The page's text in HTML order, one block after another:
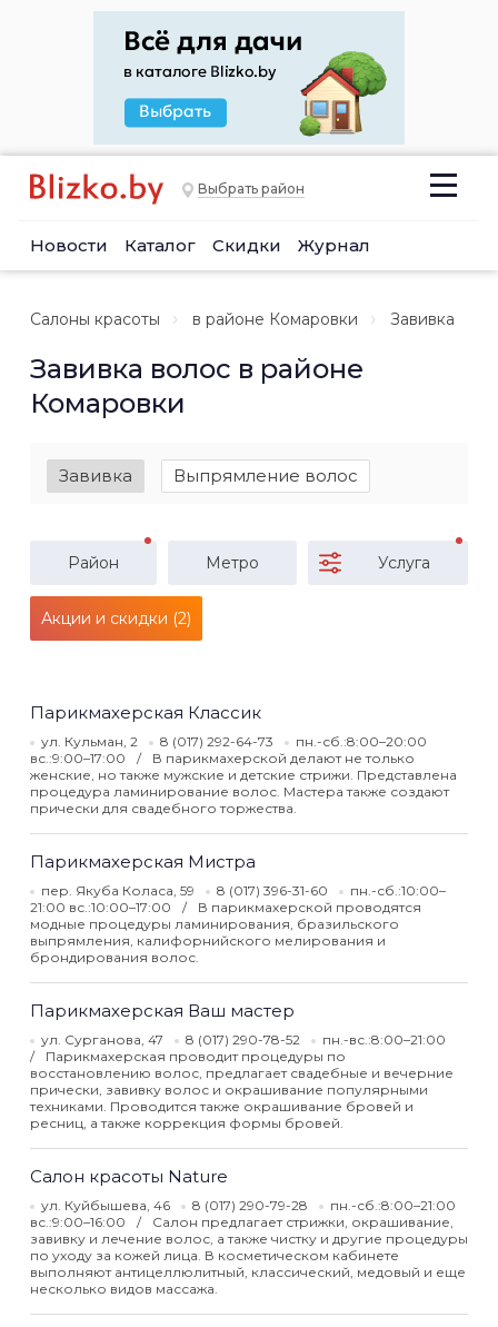
Выбрать район
Новости Каталог Скидки Журнал
Салоны красоты в районе Комаровки Завивка
Завивка волос в районе
Комаровки
Завивка Выпрямление волос
Район Метро Услуга
Акции и скидки (2)
Парикмахерская Классик
ул. Кульман, 2 8 (017) 292-64-73
пн.-сб.:8:00–20:00
вс.:9:00–17:00
В парикмахерской делают не только
женские, но также мужские и детские стрижи. Представлена
процедура ламинирование волос. Мастера также создают
прически для свадебного торжества.
Парикмахерская Мистра
пер. Якуба Коласа, 59 8 (017) 396-31-60
пн.-сб.:10:00–
21:00 вс.:10:00–17:00
В парикмахерской проводятся
модные процедуры ламинирования, бразильского
выпрямления, калифорнийского мелирования и
брондирования волос.
Парикмахерская Ваш мастер
ул. Сурганова, 47 8 (017) 290-78-52
пн.-вс.:8:00–21:00
Парикмахерская проводит процедуры по
восстановлению волос, предлагает свадебные и вечерние
прически, завивку волос и окрашивание популярными
техниками. Проводится также окрашивание бровей и
ресниц, а также коррекция формы бровей.
Салон красоты Nature
ул. Куйбышева, 46 8 (017) 290-79-28
пн.-сб.:8:00–21:00
вс.:9:00–16:00
Салон предлагает стрижки, окрашивание,
завивку и лечение волос, а также чистку и другие процедуры
по уходу за кожей лица. В косметическом кабинете
выполняют антицеллюлитный, классический, медовый и еще
несколько видов массажа.